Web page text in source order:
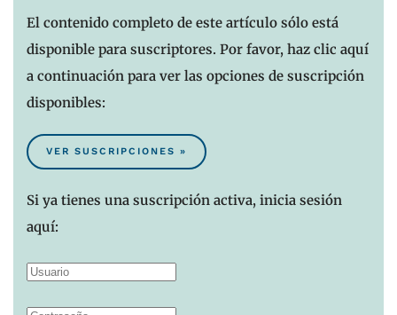
El contenido completo de este artículo sólo está
disponible para suscriptores. Por favor, haz clic aquí
a continuación para ver las opciones de suscripción
disponibles:
VER SUSCRIPCIONES »
Si ya tienes una suscripción activa, inicia sesión
aquí: